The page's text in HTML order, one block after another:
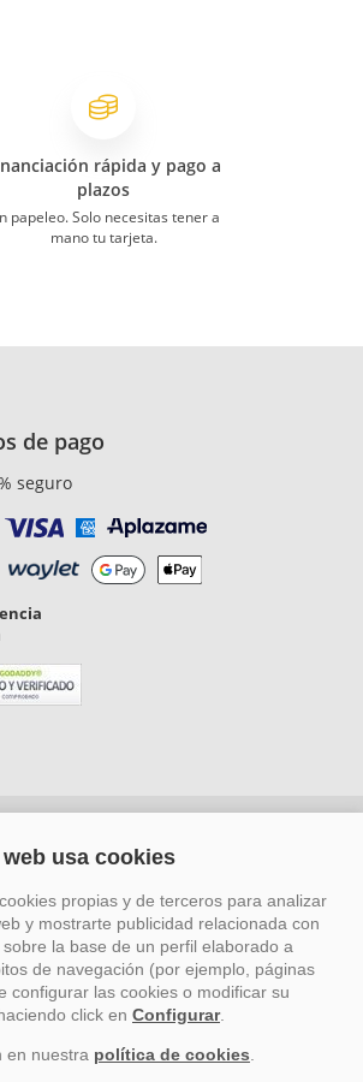
rápida y pago a
plazos
papeleo. Solo necesitas tener a
mano tu tarjeta.
de pago
seguro
Tel: +34 917 815 555 -
de la innovación, el desarrollo
el año 2026 para reforzar su